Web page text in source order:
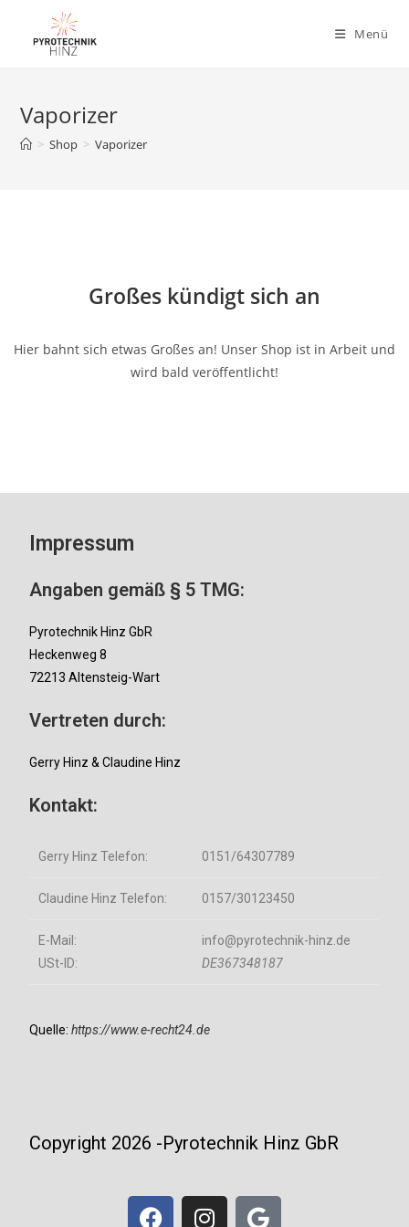
Menü
Vaporizer
> Shop > Vaporizer
Großes kündigt sich an
Hier bahnt sich etwas Großes an! Unser Shop ist in Arbeit und
wird bald veröffentlicht!
Impressum
Angaben gemäß § 5 TMG:
Pyrotechnik Hinz GbR
Heckenweg 8
72213 Altensteig-Wart
Vertreten durch:
Gerry Hinz & Claudine Hinz
Kontakt:
Gerry Hinz Telefon: 0151/64307789
Claudine Hinz Telefon: 0157/30123450
E-Mail:
USt-ID:
info@pyrotechnik-hinz.de
DE367348187
Quelle:https://www.e-recht24.de
Copyright 2026 -Pyrotechnik Hinz GbR